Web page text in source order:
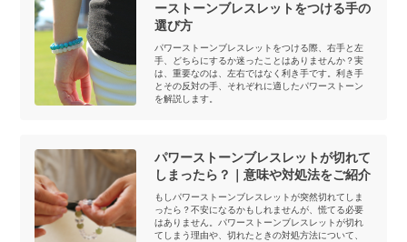
ーストーンブレスレットをつける手の
選び方
パワーストーンブレスレットをつける際、右手と左
手、どちらにするか迷ったことはありませんか？実
は、重要なのは、左右ではなく利き手です。利き手
とその反対の手、それぞれに適したパワーストーン
を解説します。
パワーストーンブレスレットが切れて
しまったら？｜意味や対処法をご紹介
もしパワーストーンブレスレットが突然切れてしま
ったら？不安になるかもしれませんが、慌てる必要
はありません。パワーストーンブレスレットが切れ
てしまう理由や、切れたときの対処方法について、